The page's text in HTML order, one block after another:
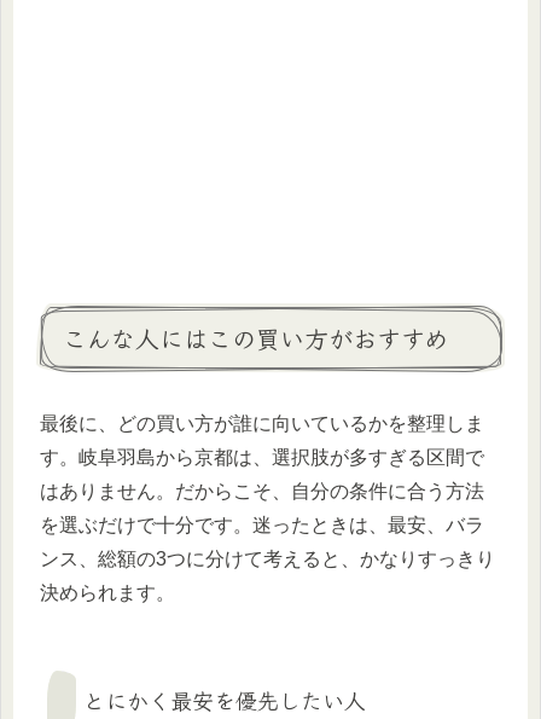
こんな人にはこの買い方がおすすめ
最後に、どの買い方が誰に向いているかを整理しま
す。岐阜羽島から京都は、選択肢が多すぎる区間で
はありません。だからこそ、自分の条件に合う方法
を選ぶだけで十分です。迷ったときは、最安、バラ
ンス、総額の3つに分けて考えると、かなりすっきり
決められます。
とにかく最安を優先したい人